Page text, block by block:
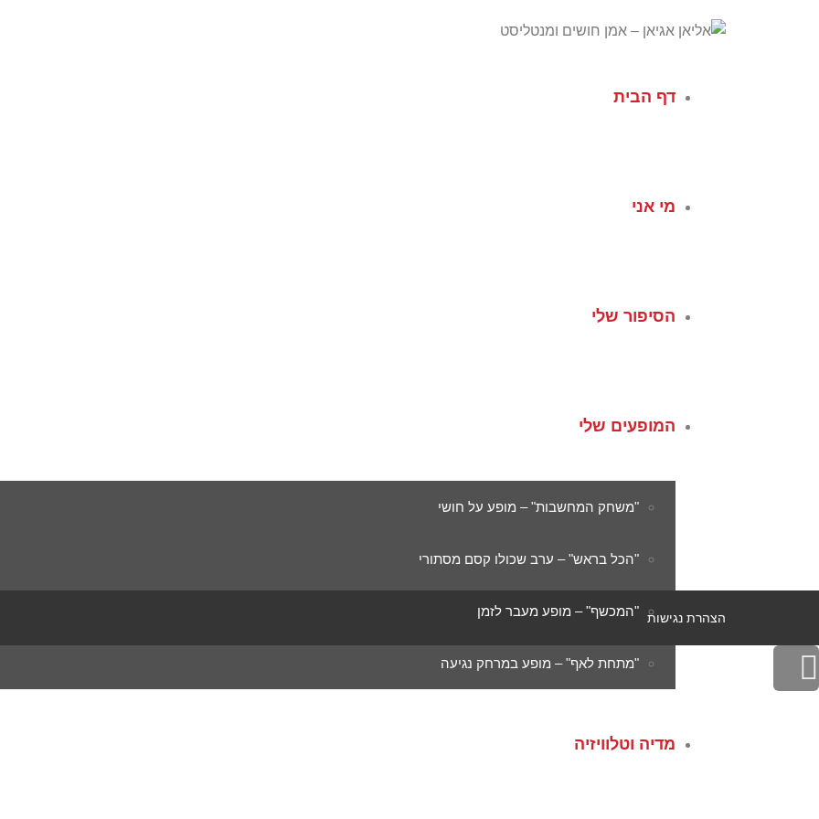
דף הבית
מי אני
הסיפור שלי
המופעים שלי
"משחק המחשבות" – מופע על חושי
"הכל בראש" – ערב שכולו קסם מסתורי
"המכשף" – מופע מעבר לזמן
"מתחת לאף" – מופע במרחק נגיעה
מדיה וטלוויזיה
הצהרת נגישות